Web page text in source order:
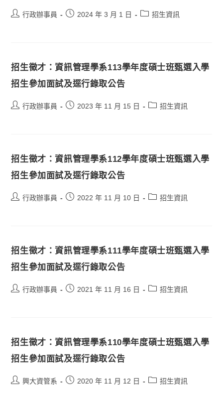
行政辦事員 2024 年 3 月 1 日 招生資訊
招生徵才：資訊管理學系113學年度碩士班甄選入學
招生參加面試及逕行錄取公告
行政辦事員 2023 年 11 月 15 日 招生資訊
招生徵才：資訊管理學系112學年度碩士班甄選入學
招生參加面試及逕行錄取公告
行政辦事員 2022 年 11 月 10 日 招生資訊
招生徵才：資訊管理學系111學年度碩士班甄選入學
招生參加面試及逕行錄取公告
行政辦事員 2021 年 11 月 16 日 招生資訊
招生徵才：資訊管理學系110學年度碩士班甄選入學
招生參加面試及逕行錄取公告
興大資管系 2020 年 11 月 12 日 招生資訊